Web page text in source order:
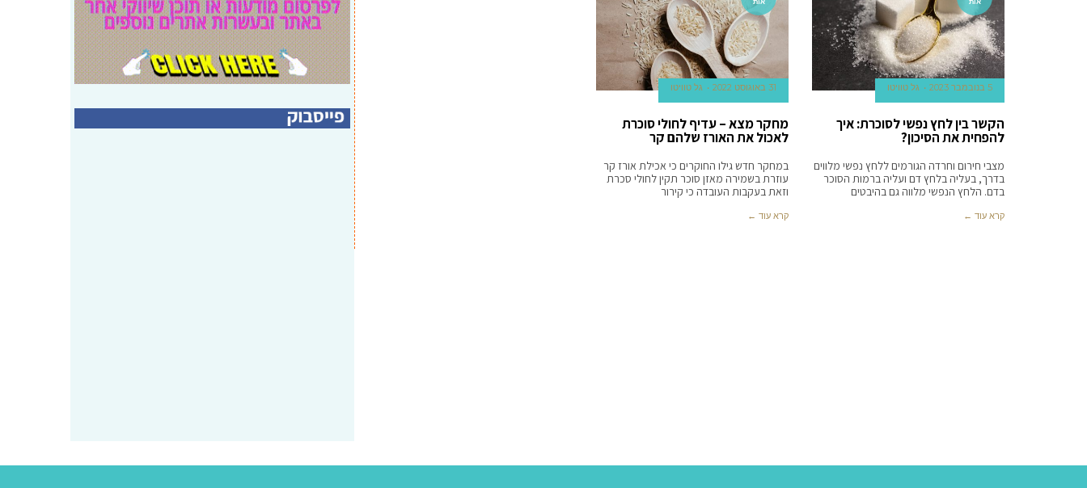
5 בנובמבר 2023 גל טוויטו
הקשר בין לחץ נפשי לסוכרת: איך
להפחית את הסיכון?
מצבי חירום וחרדה הגורמים ללחץ נפשי מלווים
בדרך, בעליה בלחץ דם ועליה ברמות הסוכר
בדם. הלחץ הנפשי מלווה גם בהיבטים
קרא עוד ←
31 באוגוסט 2022 גל טוויטו
מחקר מצא – עדיף לחולי סוכרת
לאכול את האורז שלהם קר
במחקר חדש גילו החוקרים כי אכילת אורז קר
עוזרת בשמירה מאזן סוכר תקין לחולי סכרת
וזאת בעקבות העובדה כי קירור
קרא עוד ←